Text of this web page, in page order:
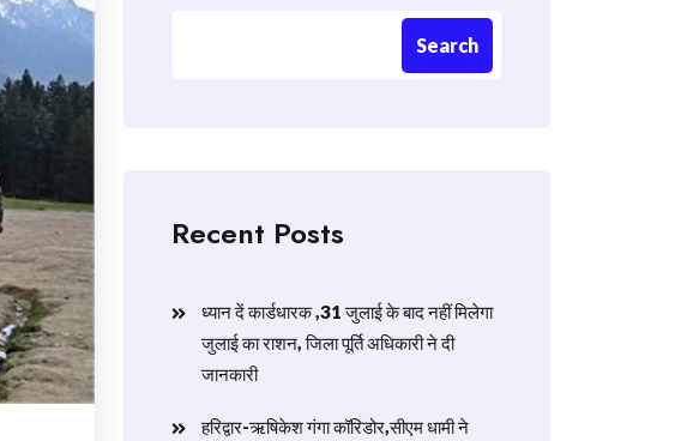
Search
Recent Posts
ध्यान दें कार्डधारक ,31 जुलाई के बाद नहीं मिलेगा
जुलाई का राशन, जिला पूर्ति अधिकारी ने दी
जानकारी
हरिद्वार-ऋषिकेश गंगा कॉरिडोर,सीएम धामी ने